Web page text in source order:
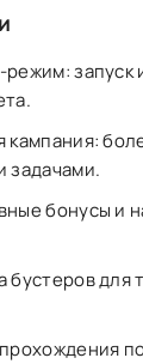
запуск
кампания:
задачами.
бонусы и
бустеров для